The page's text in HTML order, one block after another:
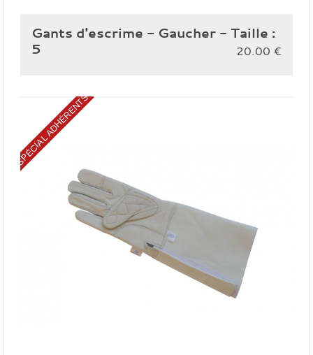
Gants d'escrime - Gaucher - Taille :
5
20.00 €
SPÉCIAL ADHÉRENTS